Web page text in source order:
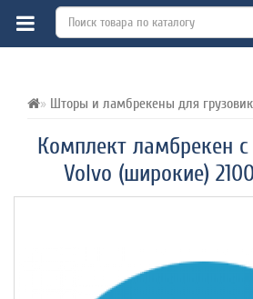
Шторы и ламбрекены для
Комплект ламбрекен
Volvo (широкие)
ВСЕ О ТОВАРЕ ХАРАКТЕРИСТИКИ